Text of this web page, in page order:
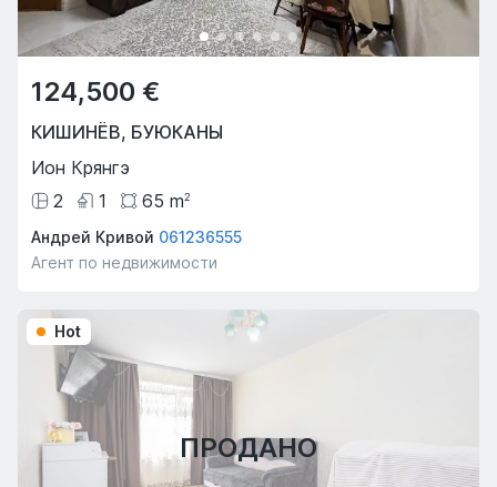
124,500 €
КИШИНЁВ, БУЮКАНЫ
Ион Крянгэ
2
1 65 m2
Андрей Кривой 061236555
Агент по недвижимости
ПРОДАНО
Hot